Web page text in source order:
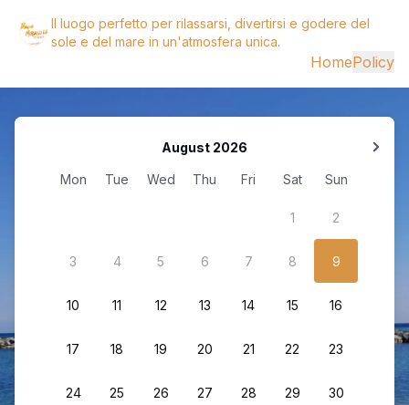
Il luogo perfetto per rilassarsi, divertirsi e godere del
sole e del mare in un'atmosfera unica.
HomePolicy